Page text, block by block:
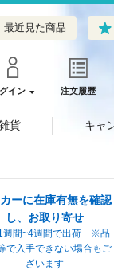
最近見た商品
イン 注文履歴
貨 キャ
ーに在庫有無を確認
し、お取り寄せ
週間~4週間で出荷 ※品
で入手できない場合もご
ざいます